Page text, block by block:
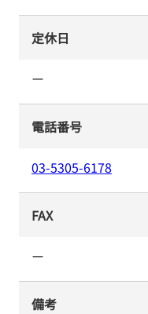
定休日
ー
電話番号
03-5305-6178
FAX
ー
備考